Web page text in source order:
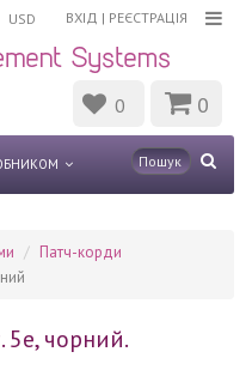
ВХІД | РЕЄСТРАЦІЯ
USD
0 0
Патч-корди
5e, чорний.